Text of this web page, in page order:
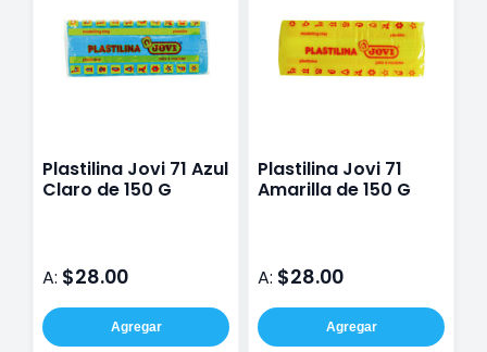
Plastilina Jovi 71 Azul
Claro de 150 G
A: $28.00
Agregar
Plastilina Jovi 71
Amarilla de 150 G
A: $28.00
Agregar